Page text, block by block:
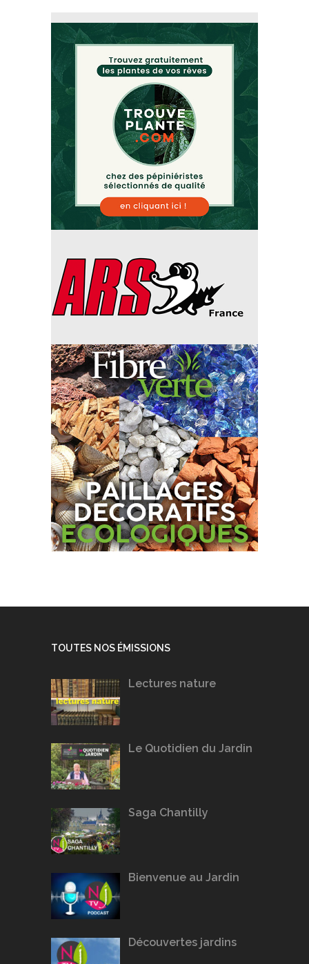
TOUTES NOS ÉMISSIONS
Lectures nature
Le Quotidien du Jardin
Saga Chantilly
Bienvenue au Jardin
Découvertes jardins